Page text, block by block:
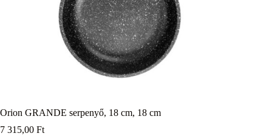
Orion GRANDE serpenyő, 18 cm, 18 cm
7 315,00 Ft